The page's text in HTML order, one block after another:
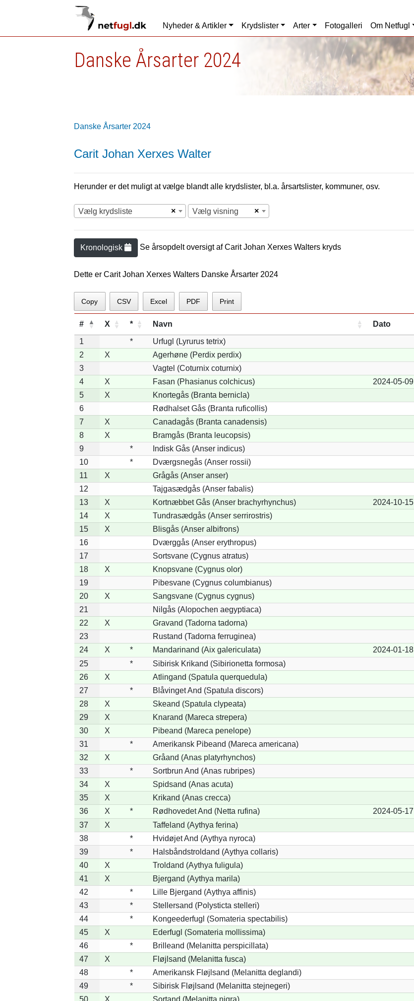
Nyheder & Artikler Krydslister Arter Fotogalleri Om Netfugl
Danske Årsarter 2024
Danske Årsarter 2024
Carit Johan Xerxes Walter
Herunder er det muligt at vælge blandt alle krydslister, bl.a. årsartslister, kommuner, osv.
×
Vælg krydsliste ×
Vælg visning
Kronologisk Se årsopdelt oversigt afCarit Johan Xerxes Walters kryds
Dette er Carit Johan Xerxes Walters Danske Årsarter 2024
Copy CSV Excel PDF Print
# X * Navn Dato
1 *
Urfugl (Lyrurus tetrix)
2
X
Agerhøne (Perdix perdix)
3
Vagtel (Coturnix coturnix)
4
X Fasan (Phasianus colchicus) 2024-05-09
5
X
Knortegås (Branta bernicla)
6
Rødhalset Gås (Branta ruficollis)
7
X
Canadagås (Branta canadensis)
8
X
Bramgås (Branta leucopsis)
9
*
Indisk Gås (Anser indicus)
10
*
Dværgsnegås (Anser rossii)
11
X
Grågås (Anser anser)
12
Tajgasædgås (Anser fabalis)
13
X Kortnæbbet Gås (Anser brachyrhynchus) 2024-10-15
14
X
Tundrasædgås (Anser serrirostris)
15
X
Blisgås (Anser albifrons)
16
Dværggås (Anser erythropus)
17
Sortsvane (Cygnus atratus)
18
X
Knopsvane (Cygnus olor)
19
Pibesvane (Cygnus columbianus)
20
X
Sangsvane (Cygnus cygnus)
21
Nilgås (Alopochen aegyptiaca)
22
X
Gravand (Tadorna tadorna)
23
Rustand (Tadorna ferruginea)
24
X * Mandarinand (Aix galericulata) 2024-01-18
25
*
Sibirisk Krikand (Sibirionetta formosa)
26
X
Atlingand (Spatula querquedula)
27
*
Blåvinget And (Spatula discors)
28
X
Skeand (Spatula clypeata)
29
X
Knarand (Mareca strepera)
30
X
Pibeand (Mareca penelope)
31
*
Amerikansk Pibeand (Mareca americana)
32
X
Gråand (Anas platyrhynchos)
33
*
Sortbrun And (Anas rubripes)
34
X
Spidsand (Anas acuta)
35
X
Krikand (Anas crecca)
36
X * Rødhovedet And (Netta rufina) 2024-05-17
37
X
Taffeland (Aythya ferina)
38
*
Hvidøjet And (Aythya nyroca)
39
*
Halsbåndstroldand (Aythya collaris)
40
X
Troldand (Aythya fuligula)
41
X
Bjergand (Aythya marila)
42
*
Lille Bjergand (Aythya affinis)
43
*
Stellersand (Polysticta stelleri)
44
*
Kongeederfugl (Somateria spectabilis)
45
X
Ederfugl (Somateria mollissima)
46
*
Brilleand (Melanitta perspicillata)
47
X
Fløjlsand (Melanitta fusca)
48
*
Amerikansk Fløjlsand (Melanitta deglandi)
49
*
Sibirisk Fløjlsand (Melanitta stejnegeri)
50
X
Sortand (Melanitta nigra)